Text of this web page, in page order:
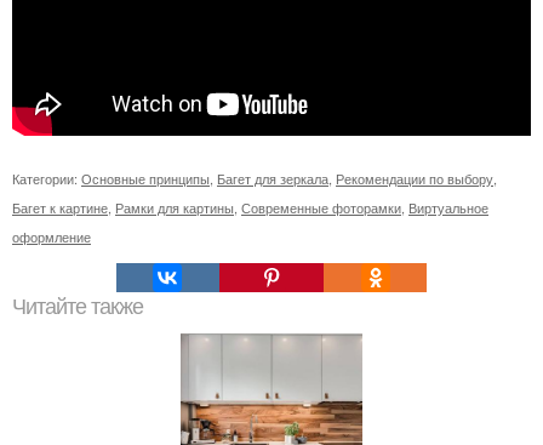
Категории: Основные принципы Багет для зеркала Рекомендации по выбору
Багет к картине Рамки для картины Современные фоторамки Виртуальное
оформление
Читайте также